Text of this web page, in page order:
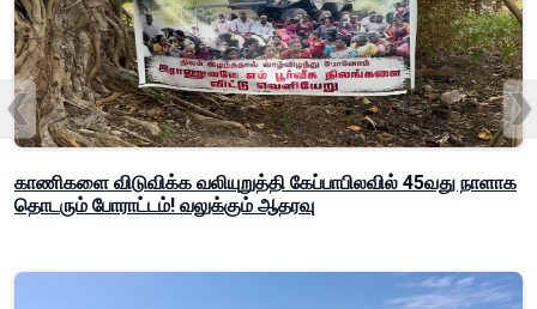
காணிகளை விடுவிக்க வலியுறுத்தி கேப்பாபிலவில் 45வது நாளாக
தொடரும் போராட்டம்! வலுக்கும் ஆதரவு